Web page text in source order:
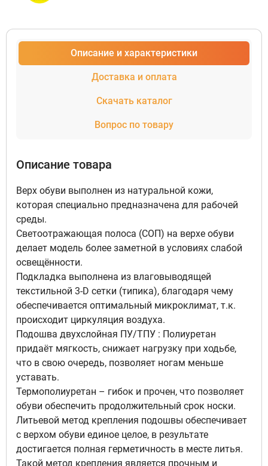
Описание и характеристики
Доставка и оплата
Скачать каталог
Вопрос по товару
Описание товара
Верх обуви выполнен из натуральной кожи,
которая специально предназначена для рабочей
среды.
Светоотражающая полоса (СОП) на верхе обуви
делает модель более заметной в условиях слабой
освещённости.
Подкладка выполнена из влаговыводящей
текстильной 3-D сетки (типика), благодаря чему
обеспечивается оптимальный микроклимат, т.к.
происходит циркуляция воздуха.
Подошва двухслойная ПУ/ТПУ : Полиуретан
придаёт мягкость, снижает нагрузку при ходьбе,
что в свою очередь, позволяет ногам меньше
уставать.
Термополиуретан – гибок и прочен, что позволяет
обуви обеспечить продолжительный срок носки.
Литьевой метод крепления подошвы обеспечивает
с верхом обуви единое целое, в результате
достигается полная герметичность в месте литья.
Такой метод крепления является прочным и